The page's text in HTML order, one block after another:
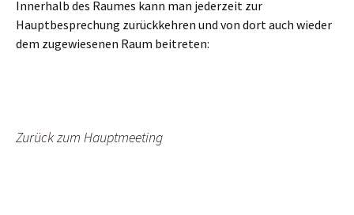
dem zugewiesenen Raum beitreten: